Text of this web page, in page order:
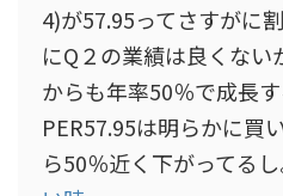
4)が57.95ってさすがに
にQ２の業績は良くな
からも年率50％で成長
PER57.95は明らかに買
ら50％近く下がってるし